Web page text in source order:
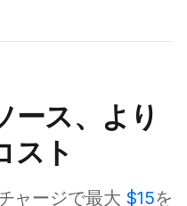
ース、より
スト
ャージで最大 $15を